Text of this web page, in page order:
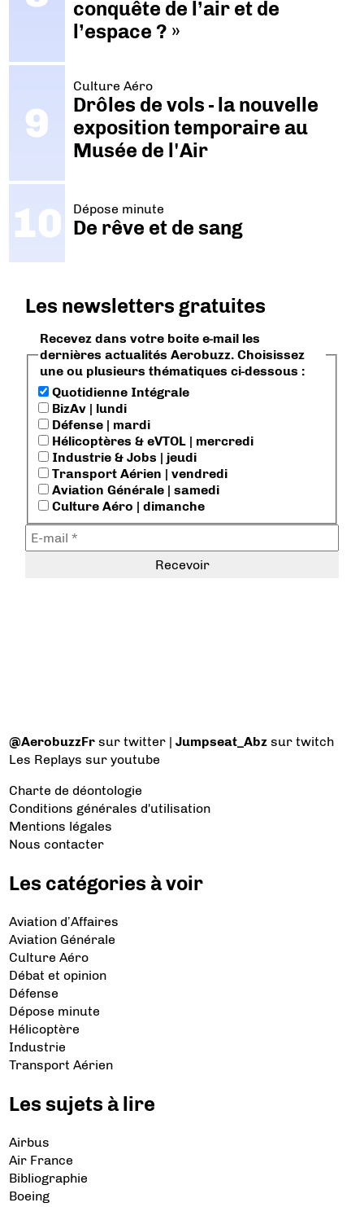
conquête de l’air et de
l’espace ? »
Culture Aéro
Drôles de vols - la nouvelle
exposition temporaire au
Musée de l'Air
Dépose minute
De rêve et de sang
Les newsletters gratuites
Recevez dans votre boite e-mail les
dernières actualités Aerobuzz. Choisissez
une ou plusieurs thématiques ci-dessous :
Quotidienne Intégrale
BizAv | lundi
Défense | mardi
Hélicoptères & eVTOL | mercredi
Industrie & Jobs | jeudi
Transport Aérien | vendredi
Aviation Générale | samedi
Culture Aéro | dimanche
@AerobuzzFr sur twitter |Jumpseat_Abz sur twitch
Les Replays sur youtube
Charte de déontologie
Conditions générales d'utilisation
Mentions légales
Nous contacter
Les catégories à voir
Aviation d’Affaires
Aviation Générale
Culture Aéro
Débat et opinion
Défense
Dépose minute
Hélicoptère
Industrie
Transport Aérien
Les sujets à lire
Airbus
Air France
Bibliographie
Boeing